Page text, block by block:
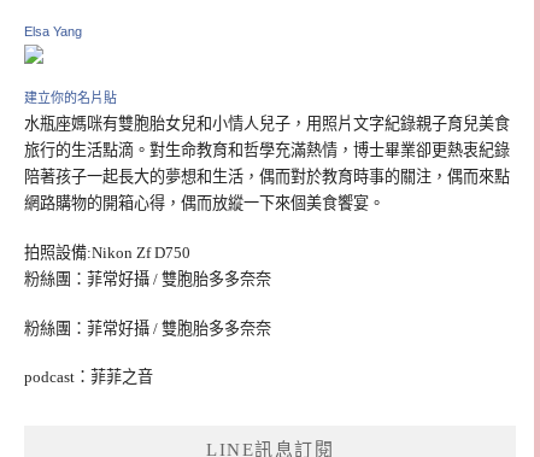
Elsa Yang
建立你的名片貼
水瓶座媽咪有雙胞胎女兒和小情人兒子，用照片文字紀錄親子育兒美食
旅行的生活點滴。對生命教育和哲學充滿熱情，博士畢業卻更熱衷紀錄
陪著孩子一起長大的夢想和生活，偶而對於教育時事的關注，偶而來點
網路購物的開箱心得，偶而放縱一下來個美食饗宴。
拍照設備:Nikon Zf D750
粉絲團：菲常好攝 / 雙胞胎多多奈奈
粉絲團：菲常好攝 / 雙胞胎多多奈奈
podcast：菲菲之音
LINE訊息訂閱